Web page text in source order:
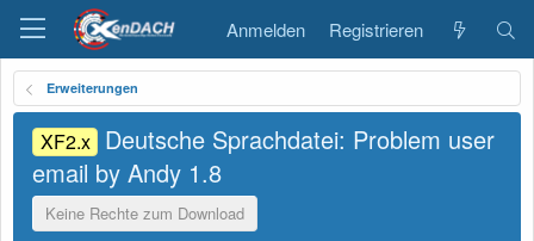
Anmelden Registrieren
Erweiterungen
XF2.x Deutsche Sprachdatei: Problem user
email by Andy 1.8
Keine Rechte zum Download